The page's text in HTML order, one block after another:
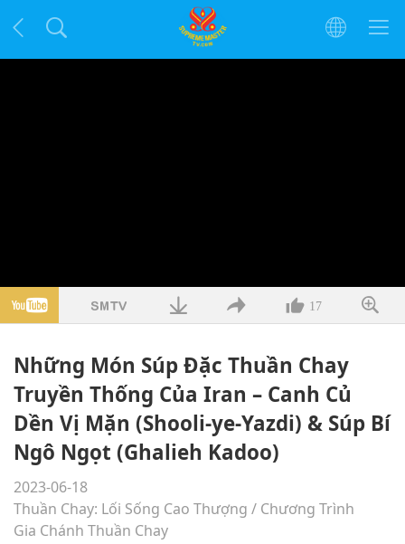
17
Những Món Súp Đặc Thuần Chay
Truyền Thống Của Iran – Canh Củ
Dền Vị Mặn (Shooli-ye-Yazdi) & Súp Bí
Ngô Ngọt (Ghalieh Kadoo)
2023-06-18
Thuần Chay: Lối Sống Cao Thượng / Chương Trình
Gia Chánh Thuần Chay